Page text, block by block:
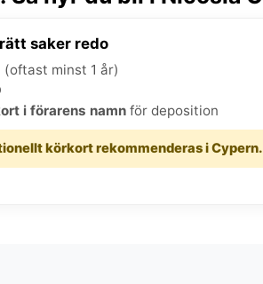
saker redo
(oftast minst 1 år)
i förarens namn för deposition
körkort rekommenderas i Cypern.